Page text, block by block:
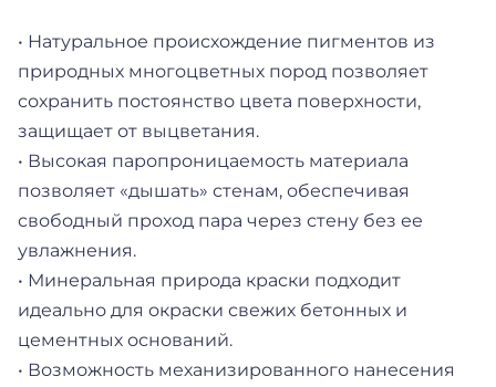
• Натуральное происхождение пигментов из
природных многоцветных пород позволяет
сохранить постоянство цвета поверхности,
защищает от выцветания.
• Высокая паропроницаемость материала
позволяет «дышать» стенам, обеспечивая
свободный проход пара через стену без ее
увлажнения.
• Минеральная природа краски подходит
идеально для окраски свежих бетонных и
цементных оснований.
• Возможность механизированного нанесения